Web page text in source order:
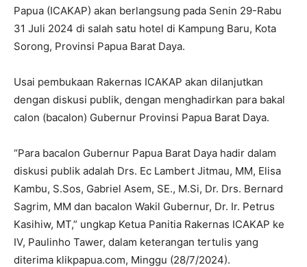
Papua (ICAKAP) akan berlangsung pada Senin 29-Rabu
31 Juli 2024 di salah satu hotel di Kampung Baru, Kota
Sorong, Provinsi Papua Barat Daya.
Usai pembukaan Rakernas ICAKAP akan dilanjutkan
dengan diskusi publik, dengan menghadirkan para bakal
calon (bacalon) Gubernur Provinsi Papua Barat Daya.
“Para bacalon Gubernur Papua Barat Daya hadir dalam
diskusi publik adalah Drs. Ec Lambert Jitmau, MM, Elisa
Kambu, S.Sos, Gabriel Asem, SE., M.Si, Dr. Drs. Bernard
Sagrim, MM dan bacalon Wakil Gubernur, Dr. Ir. Petrus
Kasihiw, MT,” ungkap Ketua Panitia Rakernas ICAKAP ke
IV, Paulinho Tawer, dalam keterangan tertulis yang
diterima klikpapua.com, Minggu (28/7/2024).